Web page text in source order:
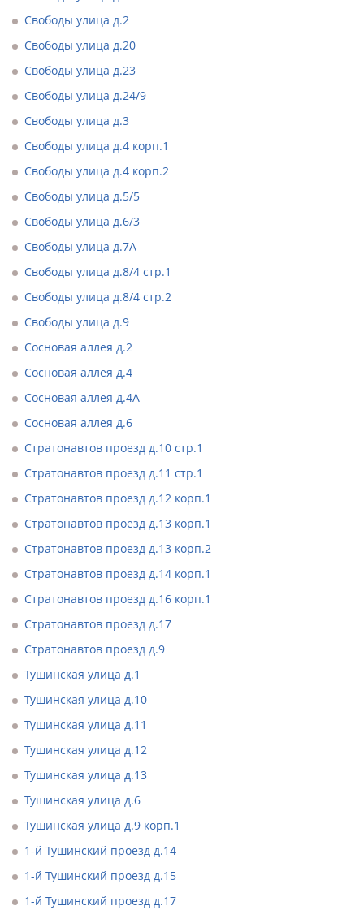
Свободы улица д.2
Свободы улица д.20
Свободы улица д.23
Свободы улица д.24/9
Свободы улица д.3
Свободы улица д.4 корп.1
Свободы улица д.4 корп.2
Свободы улица д.5/5
Свободы улица д.6/3
Свободы улица д.7А
Свободы улица д.8/4 стр.1
Свободы улица д.8/4 стр.2
Свободы улица д.9
Сосновая аллея д.2
Сосновая аллея д.4
Сосновая аллея д.4А
Сосновая аллея д.6
Стратонавтов проезд д.10 стр.1
Стратонавтов проезд д.11 стр.1
Стратонавтов проезд д.12 корп.1
Стратонавтов проезд д.13 корп.1
Стратонавтов проезд д.13 корп.2
Стратонавтов проезд д.14 корп.1
Стратонавтов проезд д.16 корп.1
Стратонавтов проезд д.17
Стратонавтов проезд д.9
Тушинская улица д.1
Тушинская улица д.10
Тушинская улица д.11
Тушинская улица д.12
Тушинская улица д.13
Тушинская улица д.6
Тушинская улица д.9 корп.1
1-й Тушинский проезд д.14
1-й Тушинский проезд д.15
1-й Тушинский проезд д.17